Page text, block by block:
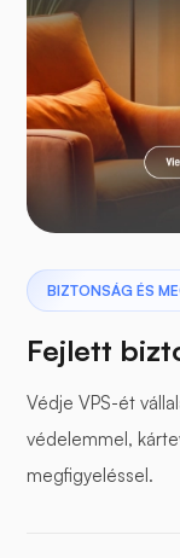
BIZTONSÁG ÉS
Fejlett
Védje VPS-ét
védelemmel,
megfigyeléssel.